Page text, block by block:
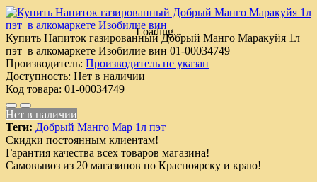
Loading...
Купить Напиток газированный Добрый Манго Маракуйя 1л
пэт в алкомаркете Изобилие вин 01-00034749
Производитель: Производитель не указан
Доступность: Нет в наличии
Код товара: 01-00034749
Нет в наличии
Теги: Добрый Манго Мар 1л пэт
Скидки постоянным клиентам!
Гарантия качества всех товаров магазина!
Самовывоз из 20 магазинов по Красноярску и краю!